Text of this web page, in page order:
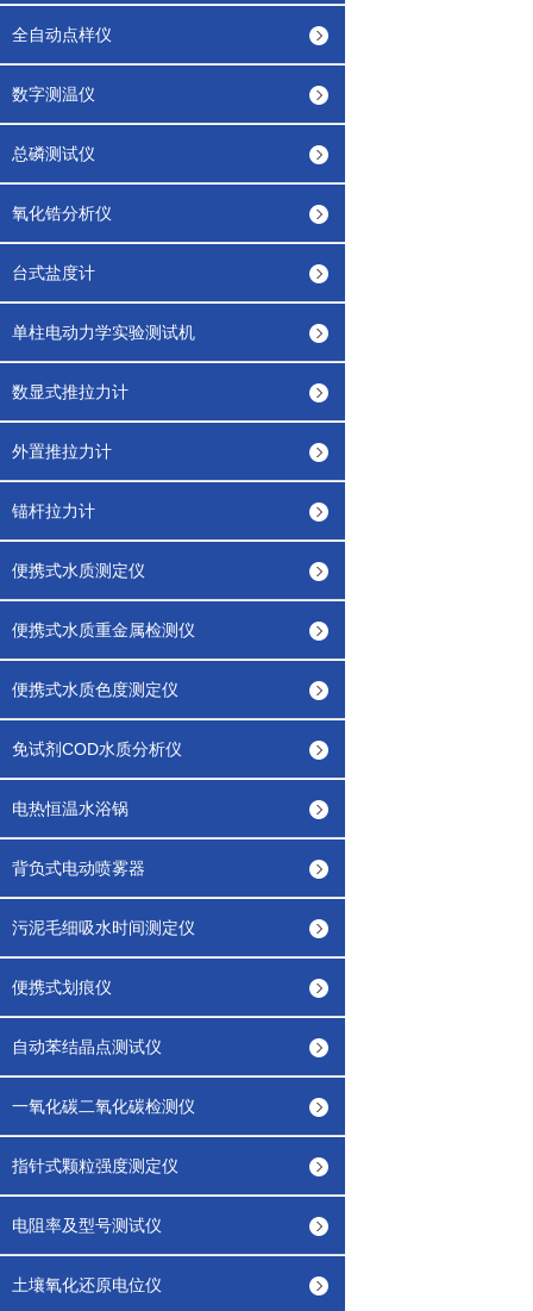
全自动点样仪
数字测温仪
总磷测试仪
氧化锆分析仪
台式盐度计
单柱电动力学实验测试机
数显式推拉力计
外置推拉力计
锚杆拉力计
便携式水质测定仪
便携式水质重金属检测仪
便携式水质色度测定仪
免试剂COD水质分析仪
电热恒温水浴锅
背负式电动喷雾器
污泥毛细吸水时间测定仪
便携式划痕仪
自动苯结晶点测试仪
一氧化碳二氧化碳检测仪
指针式颗粒强度测定仪
电阻率及型号测试仪
土壤氧化还原电位仪